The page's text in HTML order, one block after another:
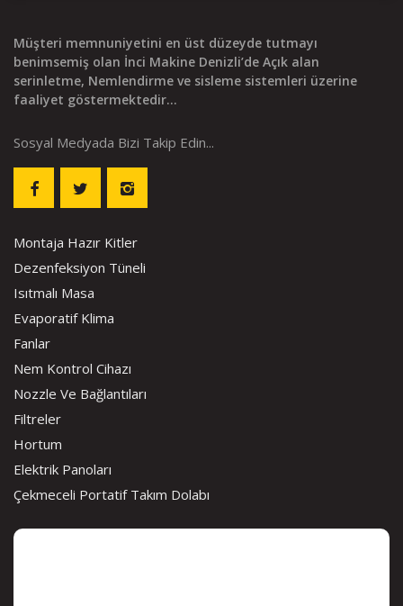
Müşteri memnuniyetini en üst düzeyde tutmayı
benimsemiş olan İnci Makine Denizli’de Açık alan
serinletme, Nemlendirme ve sisleme sistemleri üzerine
faaliyet göstermektedir...
Sosyal Medyada Bizi Takip Edin...
Montaja Hazır Kitler
Dezenfeksiyon Tüneli
Isıtmalı Masa
Evaporatif Klima
Fanlar
Nem Kontrol Cihazı
Nozzle Ve Bağlantıları
Filtreler
Hortum
Elektrik Panoları
Çekmeceli Portatif Takım Dolabı